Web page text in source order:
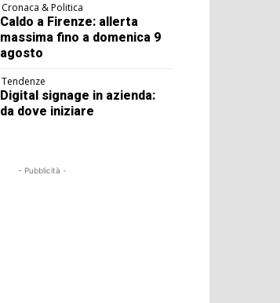
Cronaca & Politica
Caldo a Firenze: allerta
massima fino a domenica 9
agosto
Tendenze
Digital signage in azienda:
da dove iniziare
- Pubblicità -